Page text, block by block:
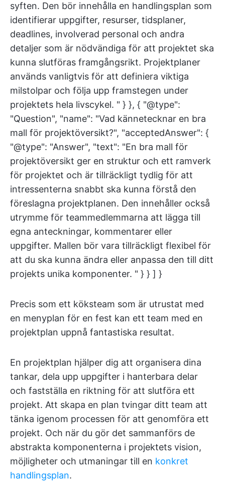
syften. Den bör innehålla en handlingsplan som
identifierar uppgifter, resurser, tidsplaner,
deadlines, involverad personal och andra
detaljer som är nödvändiga för att projektet ska
kunna slutföras framgångsrikt. Projektplaner
används vanligtvis för att definiera viktiga
milstolpar och följa upp framstegen under
projektets hela livscykel. " } }, { "@type":
"Question", "name": "Vad kännetecknar en bra
mall för projektöversikt?", "acceptedAnswer": {
"@type": "Answer", "text": "En bra mall för
projektöversikt ger en struktur och ett ramverk
för projektet och är tillräckligt tydlig för att
intressenterna snabbt ska kunna förstå den
föreslagna projektplanen. Den innehåller också
utrymme för teammedlemmarna att lägga till
egna anteckningar, kommentarer eller
uppgifter. Mallen bör vara tillräckligt flexibel för
att du ska kunna ändra eller anpassa den till ditt
projekts unika komponenter. " } } ] }
Precis som ett köksteam som är utrustat med
en menyplan för en fest kan ett team med en
projektplan uppnå fantastiska resultat.
En projektplan hjälper dig att organisera dina
tankar, dela upp uppgifter i hanterbara delar
och fastställa en riktning för att slutföra ett
projekt. Att skapa en plan tvingar ditt team att
tänka igenom processen för att genomföra ett
projekt. Och när du gör det sammanförs de
abstrakta komponenterna i projektets vision,
möjligheter och utmaningar till en konkret
handlingsplan.